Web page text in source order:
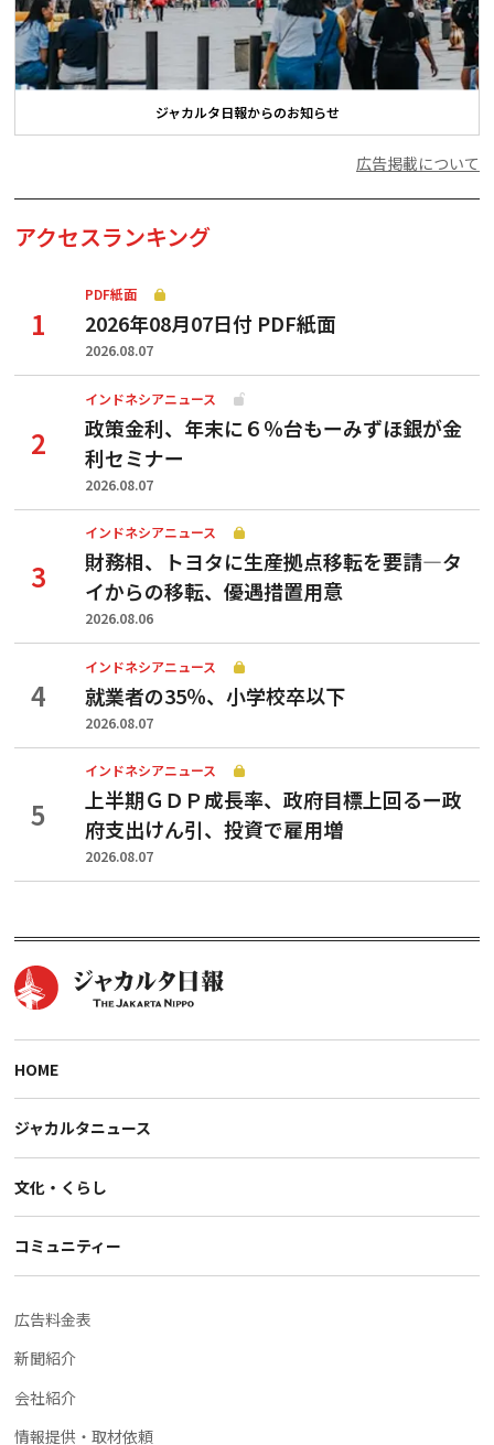
ジャカルタ日報からのお知らせ
広告掲載について
アクセスランキング
PDF紙面
2026年08月07日付 PDF紙面
2026.08.07
インドネシアニュース
政策金利、年末に６％台もーみずほ銀が金
利セミナー
2026.08.07
インドネシアニュース
財務相、トヨタに生産拠点移転を要請—タ
イからの移転、優遇措置用意
2026.08.06
インドネシアニュース
就業者の35％、小学校卒以下
2026.08.07
インドネシアニュース
上半期ＧＤＰ成長率、政府目標上回るー政
府支出けん引、投資で雇用増
2026.08.07
HOME
ジャカルタニュース
文化・くらし
コミュニティー
広告料金表
新聞紹介
会社紹介
情報提供・取材依頼